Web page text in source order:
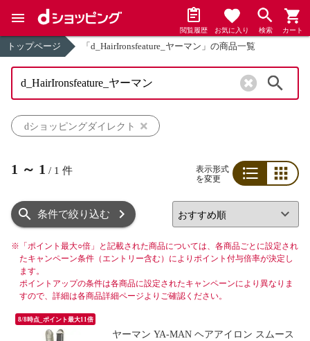
閲覧履歴 お気に入り 検索 カート
トップページ 「d_HairIronsfeature_ヤーマン」の商品一覧
dショッピングダイレクト
1 ～ 1 / 1 件
表示形式
を変更
条件で絞り込む
※ 「ポイント最大○倍」と記載された商品については、各商品ごとに設定され
たキャンペーン条件（エントリー含む）によりポイント付与倍率が決定し
ます。
ポイントアップの条件は各商品に設定されたキャンペーンにより異なりま
すので、詳細は各商品詳細ページよりご確認ください。
8/8時点_ポイント最大11倍
ヤーマン YA-MAN ヘアアイロン スムース